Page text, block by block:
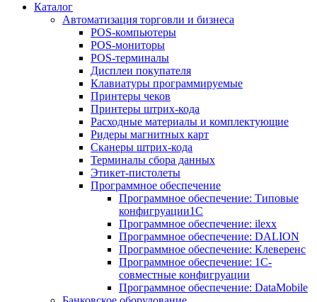
Каталог
Автоматизация торговли и бизнеса
POS-компьютеры
POS-мониторы
POS-терминалы
Дисплеи покупателя
Клавиатуры программируемые
Принтеры чеков
Принтеры штрих-кода
Расходные материалы и комплектующие
Ридеры магнитных карт
Сканеры штрих-кода
Терминалы сбора данных
Этикет-пистолеты
Программное обеспечение
Программное обеспечение: Типовые
конфигруации1С
Программное обеспечение: ilexx
Программное обеспечение: DALION
Программное обеспечение: Клеверенс
Программное обеспечение: 1С-
совместные конфигруации
Программное обеспечение: DataMobile